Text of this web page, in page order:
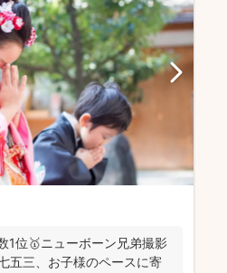
1位🥇ニューボーン兄弟撮影
五三、お子様のペースに寄